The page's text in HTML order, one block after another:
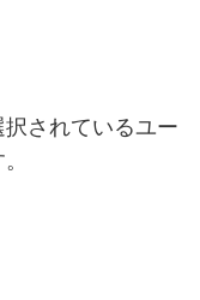
されているユー